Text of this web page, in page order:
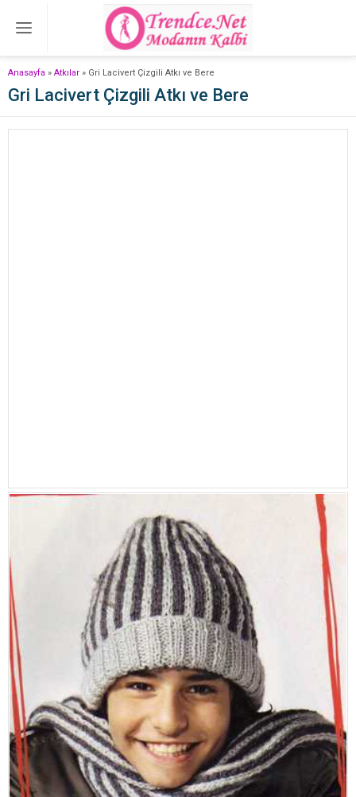
Anasayfa » Atkılar » Gri Lacivert Çizgili Atkı ve Bere
Gri Lacivert Çizgili Atkı ve Bere